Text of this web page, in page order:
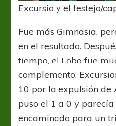
Excursio y el festejo/
Fue más Gimnasia,
en el resultado.
tiempo, el Lobo fue
complemento.
10 por la expulsión de
puso el 1 a 0 y
encaminado para un